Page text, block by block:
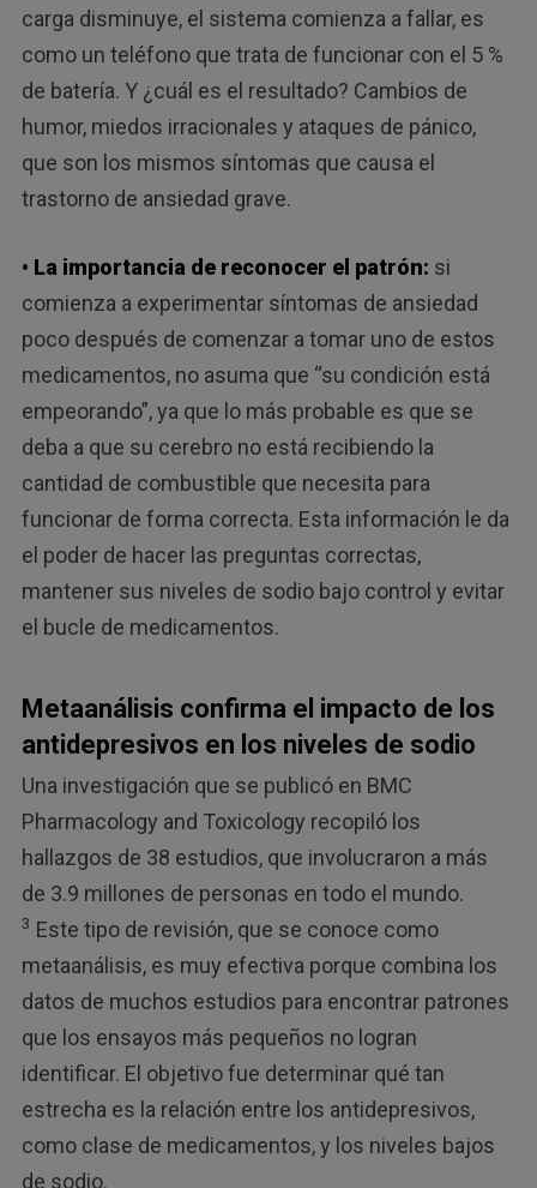
carga disminuye, el sistema comienza a fallar, es
como un teléfono que trata de funcionar con el 5 %
de batería. Y ¿cuál es el resultado? Cambios de
humor, miedos irracionales y ataques de pánico,
que son los mismos síntomas que causa el
trastorno de ansiedad grave.
• La importancia de reconocer el patrón: si
comienza a experimentar síntomas de ansiedad
poco después de comenzar a tomar uno de estos
medicamentos, no asuma que “su condición está
empeorando”, ya que lo más probable es que se
deba a que su cerebro no está recibiendo la
cantidad de combustible que necesita para
funcionar de forma correcta. Esta información le da
el poder de hacer las preguntas correctas,
mantener sus niveles de sodio bajo control y evitar
el bucle de medicamentos.
Metaanálisis confirma el impacto de los
antidepresivos en los niveles de sodio
Una investigación que se publicó en BMC
Pharmacology and Toxicology recopiló los
hallazgos de 38 estudios, que involucraron a más
de 3.9 millones de personas en todo el mundo.
3 Este tipo de revisión, que se conoce como
metaanálisis, es muy efectiva porque combina los
datos de muchos estudios para encontrar patrones
que los ensayos más pequeños no logran
identificar. El objetivo fue determinar qué tan
estrecha es la relación entre los antidepresivos,
como clase de medicamentos, y los niveles bajos
de sodio.